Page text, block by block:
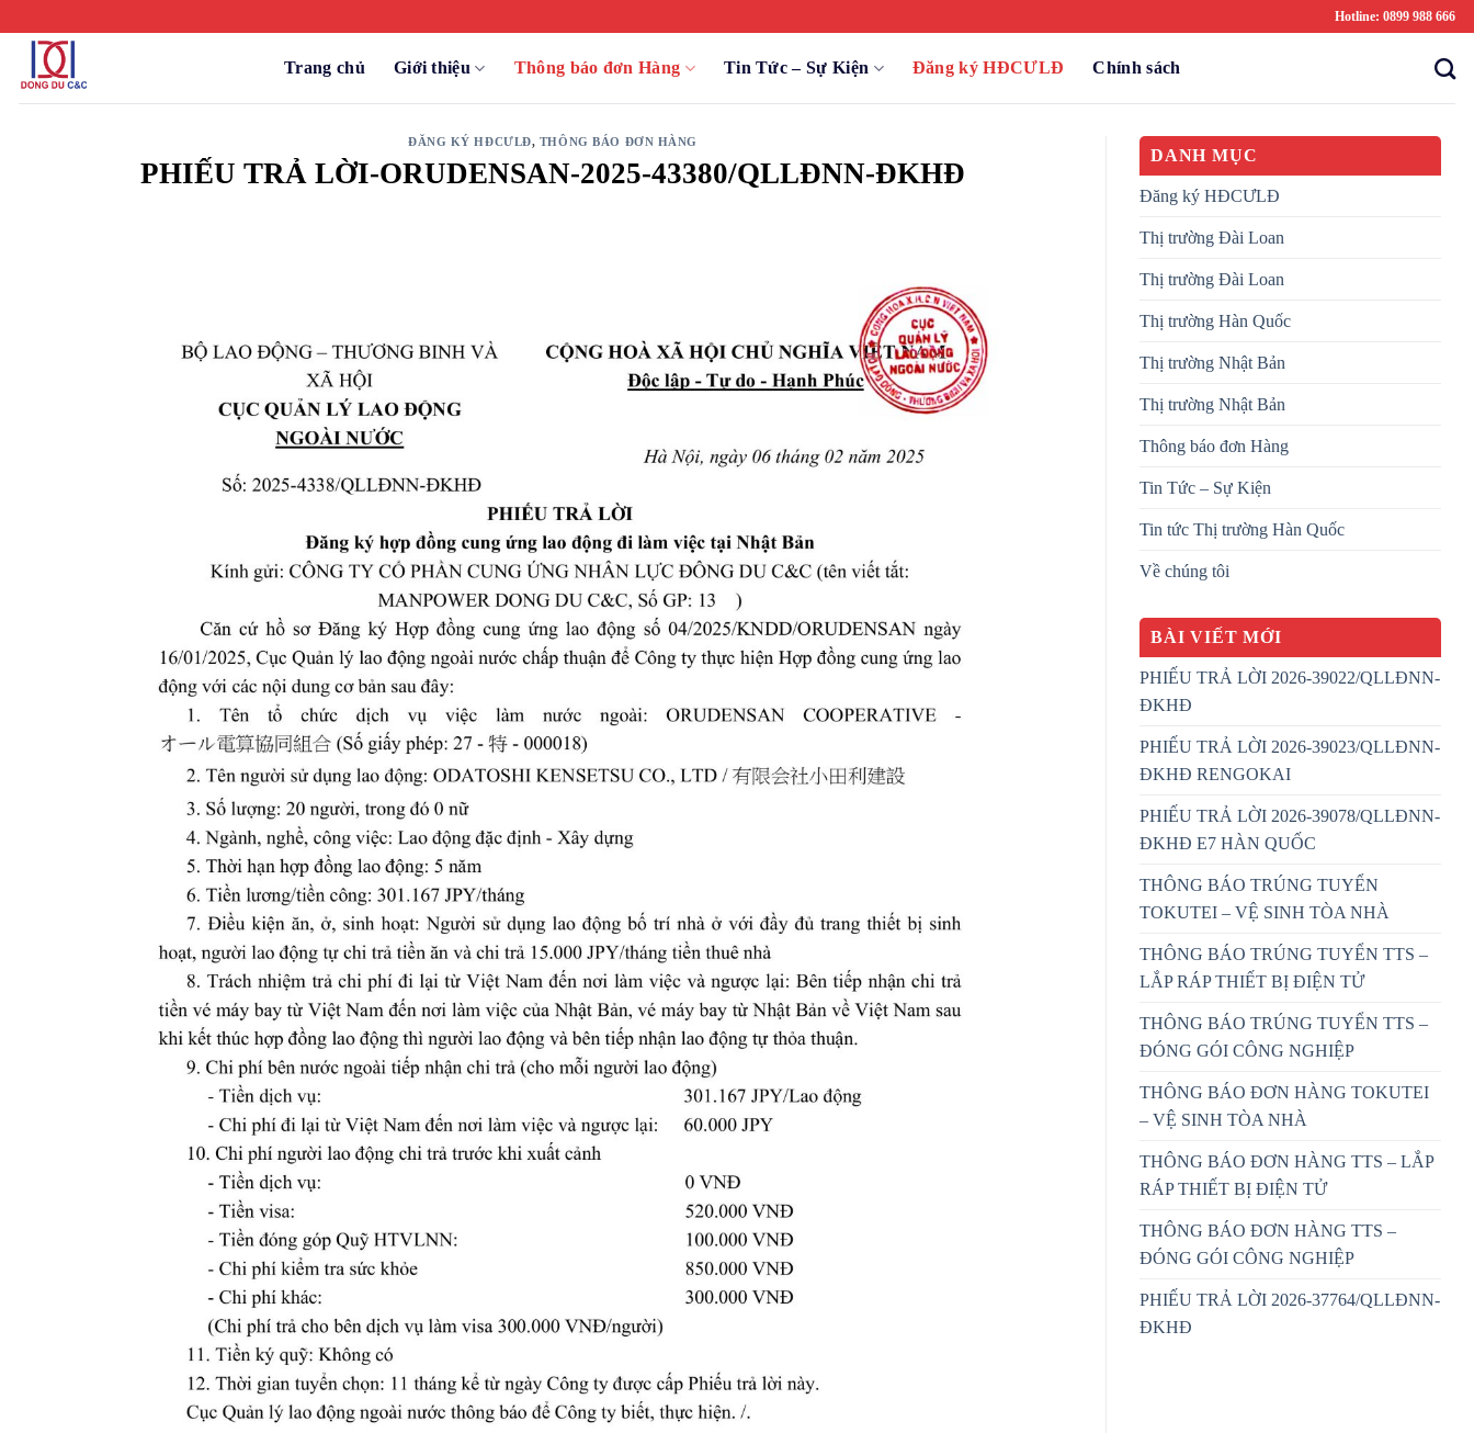
dung
Hotline: 0899 988 666
Trang chủ Giới thiệu Thông báo đơn Hàng Tin Tức – Sự Kiện Đăng ký HĐCƯLĐ Chính sách
ĐĂNG KÝ HĐCƯLĐ, THÔNG BÁO ĐƠN HÀNG
PHIẾU TRẢ LỜI-ORUDENSAN-2025-43380/QLLĐNN-ĐKHĐ
DANH MỤC
Đăng ký HĐCƯLĐ
Thị trường Đài Loan
Thị trường Đài Loan
Thị trường Hàn Quốc
Thị trường Nhật Bản
Thị trường Nhật Bản
Thông báo đơn Hàng
Tin Tức – Sự Kiện
Tin tức Thị trường Hàn Quốc
Về chúng tôi
BÀI VIẾT MỚI
PHIẾU TRẢ LỜI 2026-39022/QLLĐNN-
ĐKHĐ
PHIẾU TRẢ LỜI 2026-39023/QLLĐNN-
ĐKHĐ RENGOKAI
PHIẾU TRẢ LỜI 2026-39078/QLLĐNN-
ĐKHĐ E7 HÀN QUỐC
THÔNG BÁO TRÚNG TUYỂN
TOKUTEI – VỆ SINH TÒA NHÀ
THÔNG BÁO TRÚNG TUYỂN TTS –
LẮP RÁP THIẾT BỊ ĐIỆN TỬ
THÔNG BÁO TRÚNG TUYỂN TTS –
ĐÓNG GÓI CÔNG NGHIỆP
THÔNG BÁO ĐƠN HÀNG TOKUTEI
– VỆ SINH TÒA NHÀ
THÔNG BÁO ĐƠN HÀNG TTS – LẮP
RÁP THIẾT BỊ ĐIỆN TỬ
THÔNG BÁO ĐƠN HÀNG TTS –
ĐÓNG GÓI CÔNG NGHIỆP
PHIẾU TRẢ LỜI 2026-37764/QLLĐNN-
ĐKHĐ